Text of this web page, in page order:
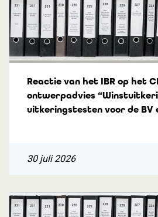
Reactie van het IBR op het
ontwerpadvies
uitkeringstesten voor de BV
30 juli 2026